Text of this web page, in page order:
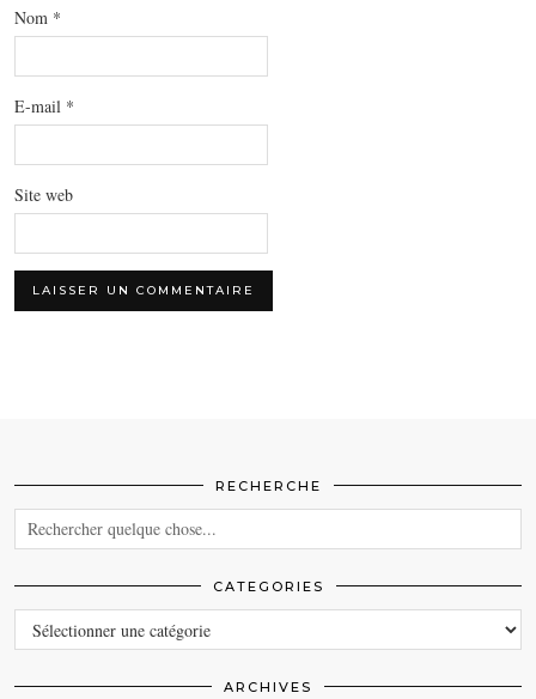
Nom *
E-mail *
Site web
RECHERCHE
CATEGORIES
CATEGORIES
ARCHIVES